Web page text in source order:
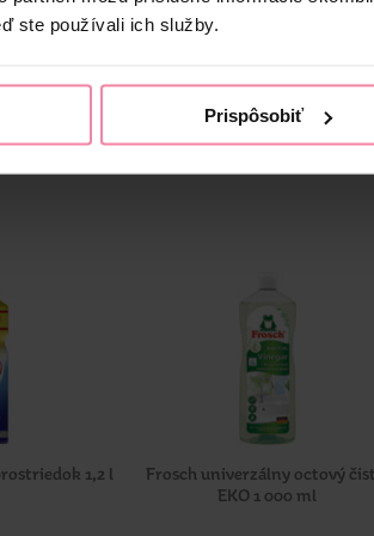
ste používali ich služby.
Prispôsobiť
1,2 l
Frosch univerzálny octový
EKO 1 000 ml